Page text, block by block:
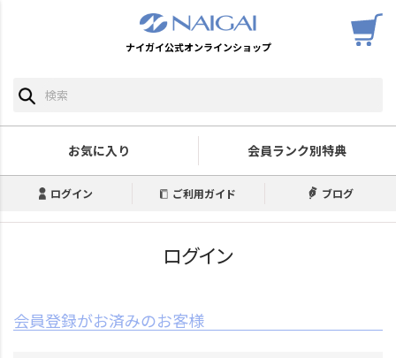
ナイガイ公式オンラインショップ
お気に入り 会員ランク別特典
ログイン ご利用ガイド ブログ
ログイン
会員登録がお済みのお客様